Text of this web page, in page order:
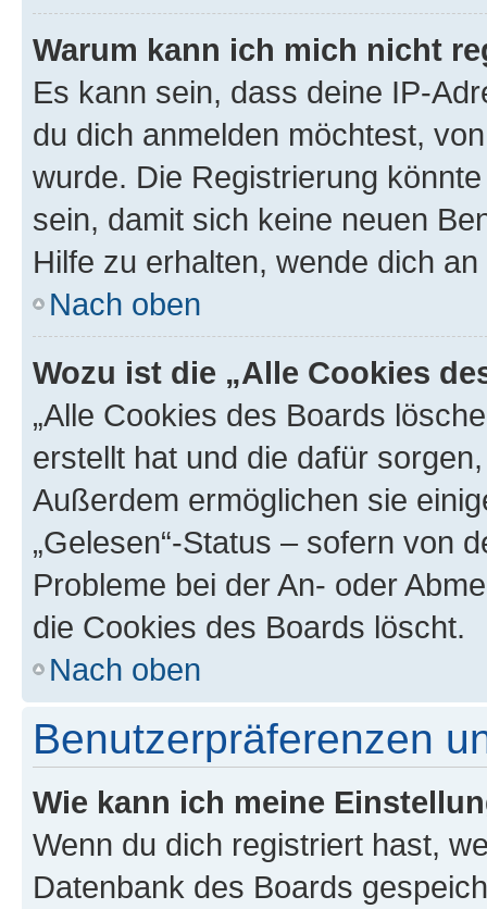
Warum kann ich mich nicht
Es kann sein, dass deine IP-
du dich anmelden möchtest,
wurde. Die Registrierung
sein, damit sich keine neuen
Hilfe zu erhalten, wende dich
Nach oben
Wozu ist die „Alle Cookies
„Alle Cookies des Boards
erstellt hat und die dafür
Außerdem ermöglichen sie
„Gelesen“-Status – sofern von
Probleme bei der An- oder
die Cookies des Boards löscht.
Nach oben
Benutzerpräferenzen
Wie kann ich meine
Wenn du dich registriert hast,
Datenbank des Boards